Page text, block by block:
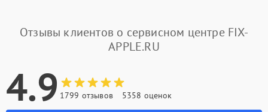
Отзывы клиентов о сервисном центре FIX-
APPLE.RU
4.9 1799 отзывов 5358 оценок